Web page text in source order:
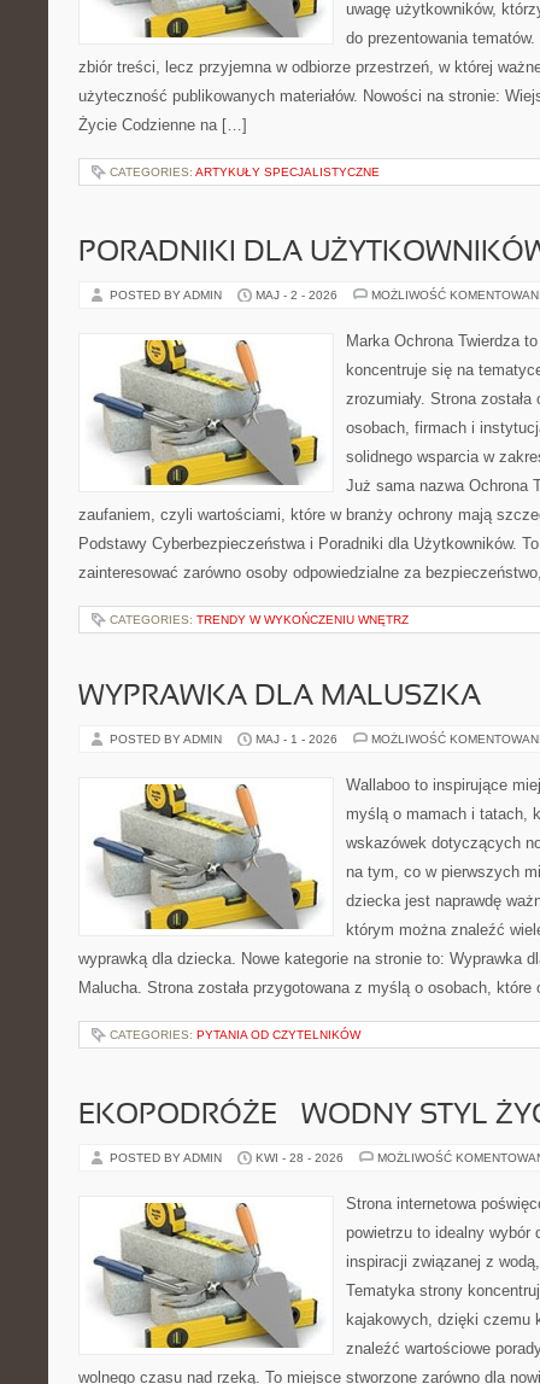
uwagę użytkowników,
do prezentowania
zbiór treści, lecz przyjemna w odbiorze przestrzeń, w której
użyteczność publikowanych materiałów. Nowości na stronie:
Życie Codzienne na […]
CATEGORIES: ARTYKUŁY SPECJALISTYCZNE
PORADNIKI DLA
POSTED BY ADMIN MAJ - 2 - 2026 MOŻLIWOŚĆ
Marka Ochrona Twierdza
koncentruje się na
zrozumiały. Strona
osobach, firmach i
solidnego wsparcia w
Już sama nazwa Ochrona
zaufaniem, czyli wartościami, które w branży ochrony mają
Podstawy Cyberbezpieczeństwa i Poradniki dla Użytkowników.
zainteresować zarówno osoby odpowiedzialne za
CATEGORIES: TRENDY W WYKOŃCZENIU WNĘTRZ
WYPRAWKA DLA MALUSZKA
POSTED BY ADMIN MAJ - 1 - 2026 MOŻLIWOŚĆ
Wallaboo to inspirujące
myślą o mamach i tatach,
wskazówek dotyczących
na tym, co w pierwszych
dziecka jest naprawdę
którym można znaleźć
wyprawką dla dziecka. Nowe kategorie na stronie to: Wyprawka
Malucha. Strona została przygotowana z myślą o osobach,
CATEGORIES: PYTANIA OD CZYTELNIKÓW
EKOPODRÓŻE – WODNY STYL
POSTED BY ADMIN KWI - 28 - 2026 MOŻLIWOŚĆ
Strona internetowa
powietrzu to idealny wybór
inspiracji związanej z
Tematyka strony
kajakowych, dzięki czemu
znaleźć wartościowe
wolnego czasu nad rzeką. To miejsce stworzone zarówno dla